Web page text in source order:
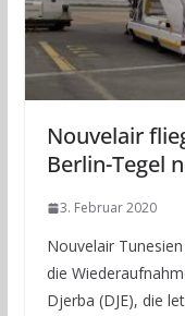
Nouvelair
Berlin-Tegel
3. Februar 2020
Nouvelair
die
Djerba (DJE), die